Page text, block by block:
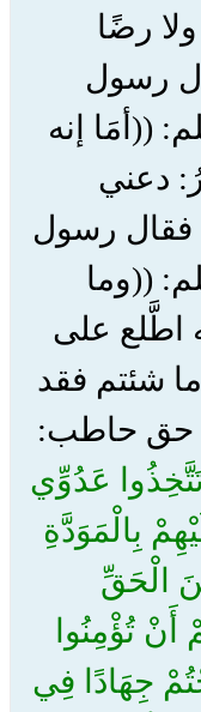
رضًا
رسول
((أمَا إنه
دعني
فقال رسول
((وما
اطَّلع على
شئتم فقد
حق حاطب:
تَتَّخِذُوا عَدُوِّي
بِالْمَوَدَّةِ
الْحَقِّ
تُؤْمِنُوا
جِهَادًا فِي